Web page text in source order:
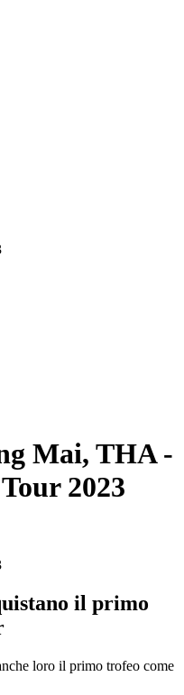
Mai, THA -
2023
il primo
loro il primo trofeo come